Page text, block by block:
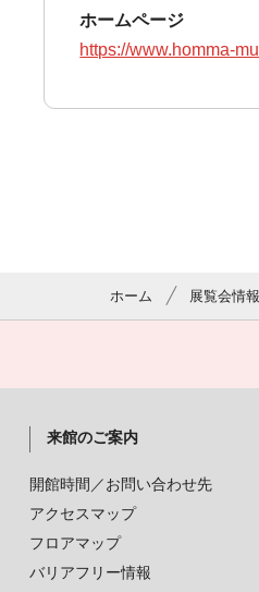
ホームページ
https://www.homma-
ホーム 展覧会情
来館のご案内
開館時間／お問い合わせ先
アクセスマップ
フロアマップ
バリアフリー情報